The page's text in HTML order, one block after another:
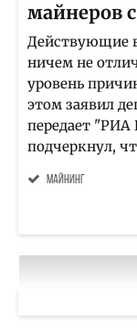
майнеров
Действующие
ничем не
уровень
этом заявил
передает "РИА
подчеркнул,
майнинг